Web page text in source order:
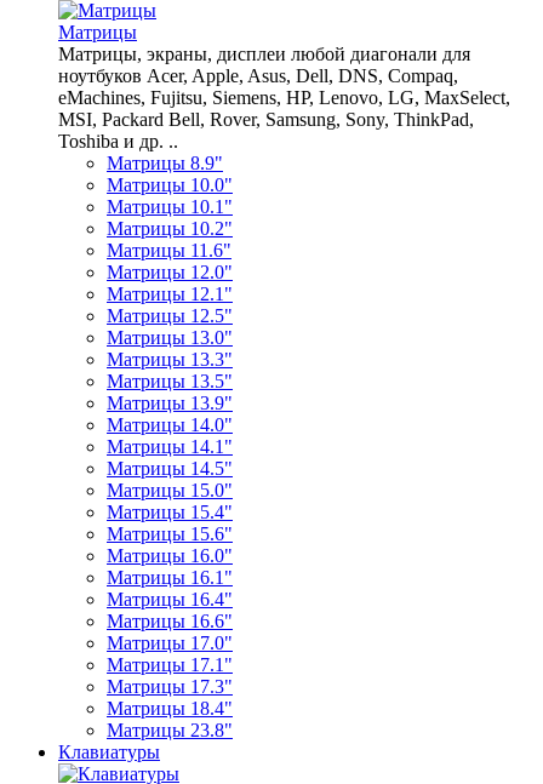
Матрицы
Матрицы, экраны, дисплеи любой диагонали для
ноутбуков Acer, Apple, Asus, Dell, DNS, Compaq,
eMachines, Fujitsu, Siemens, HP, Lenovo, LG, MaxSelect,
MSI, Packard Bell, Rover, Samsung, Sony, ThinkPad,
Toshiba и др. ..
Матрицы 8.9"
Матрицы 10.0"
Матрицы 10.1"
Матрицы 10.2"
Матрицы 11.6"
Матрицы 12.0"
Матрицы 12.1"
Матрицы 12.5"
Матрицы 13.0"
Матрицы 13.3"
Матрицы 13.5"
Матрицы 13.9"
Матрицы 14.0"
Матрицы 14.1"
Матрицы 14.5"
Матрицы 15.0"
Матрицы 15.4"
Матрицы 15.6"
Матрицы 16.0"
Матрицы 16.1"
Матрицы 16.4"
Матрицы 16.6"
Матрицы 17.0"
Матрицы 17.1"
Матрицы 17.3"
Матрицы 18.4"
Матрицы 23.8"
Клавиатуры